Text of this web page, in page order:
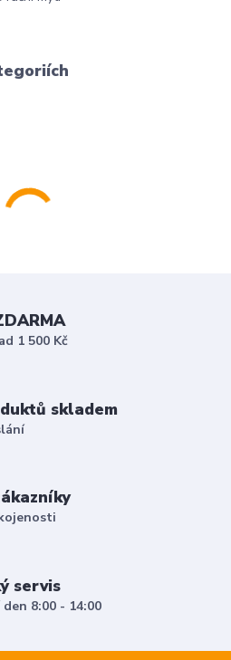
1 500 Kč
skladem
servis
8:00 - 14:00